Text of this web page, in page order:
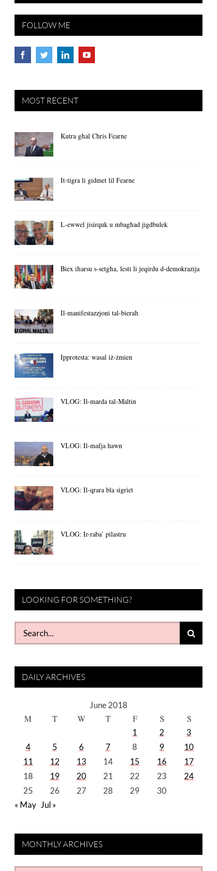
FOLLOW ME
MOST RECENT
Kutra għal Chris Fearne
It-tigra li gidmet lil Fearne
L-ewwel jisirquk u mbagħad jigdbulek
Biex iħarsu s-setgħa, lesti li jeqirdu d-demokrazija
Il-manifestazzjoni tal-bieraħ
Ipprotesta: wasal iż-żmien
VLOG: Il-marda tal-Maltin
VLOG: Il-mafja hawn
VLOG: Il-qrara bla sigriet
VLOG: Ir-raba’ pilastru
LOOKING FOR SOMETHING?
Search
for:
DAILY ARCHIVES
June 2018
M T W T F S S
1 2
3
4
5 6 7 8 9
10
11
12 13 14 15 16
17
18
19 20 21 22 23
24
25
26 27 28 29
30
« May Jul »
MONTHLY ARCHIVES